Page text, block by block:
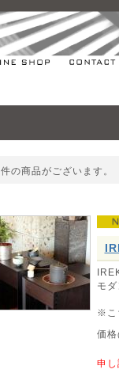
件の商品がございます。
モ
※こ
価格
申